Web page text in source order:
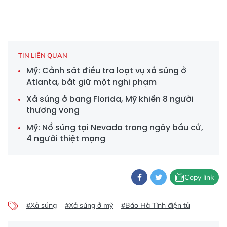
TIN LIÊN QUAN
Mỹ: Cảnh sát điều tra loạt vụ xả súng ở
Atlanta, bắt giữ một nghi phạm
Xả súng ở bang Florida, Mỹ khiến 8 người
thương vong
Mỹ: Nổ súng tại Nevada trong ngày bầu cử,
4 người thiệt mạng
Copy link
#Xả súng #Xả súng ở mỹ #Báo Hà Tĩnh điện tử